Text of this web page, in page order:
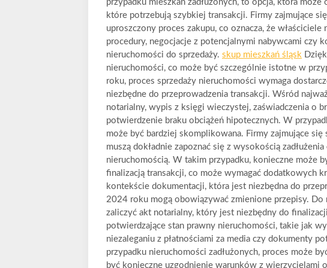
przypadku mieszkań zadłużonych, to opcja, która
które potrzebują szybkiej transakcji. Firmy zajmujące
uproszczony proces zakupu, co oznacza, że
procedury, negocjacje z potencjalnymi nabywcami czy
nieruchomości do sprzedaży. skup mieszkań śląsk
nieruchomości, co może być szczególnie istotne w
roku, proces sprzedaży nieruchomości wymaga
niezbędne do przeprowadzenia transakcji. Wśród
notarialny, wypis z księgi wieczystej, zaświadczenia o
potwierdzenie braku obciążeń hipotecznych. W
może być bardziej skomplikowana. Firmy zajmujące
muszą dokładnie zapoznać się z wysokością
nieruchomością. W takim przypadku, konieczne może
finalizacją transakcji, co może wymagać dodatkowych
kontekście dokumentacji, która jest niezbędna do
2024 roku mogą obowiązywać zmienione przepisy.
zaliczyć akt notarialny, który jest niezbędny do
potwierdzające stan prawny nieruchomości, takie jak
niezaleganiu z płatnościami za media czy dokumenty
przypadku nieruchomości zadłużonych, proces może
być konieczne uzgodnienie warunków z wierzycielami